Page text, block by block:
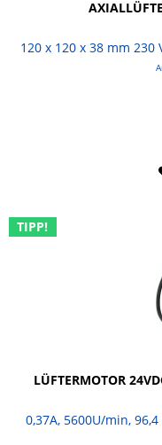
120 x 120 x 38 mm 230
TIPP!
LÜFTERMOTOR
0,37A, 5600U/min,